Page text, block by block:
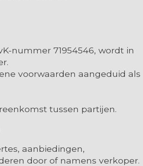
nummer 71954546, wordt in
voorwaarden aangeduid als
tussen partijen.
aanbiedingen,
door of namens verkoper.